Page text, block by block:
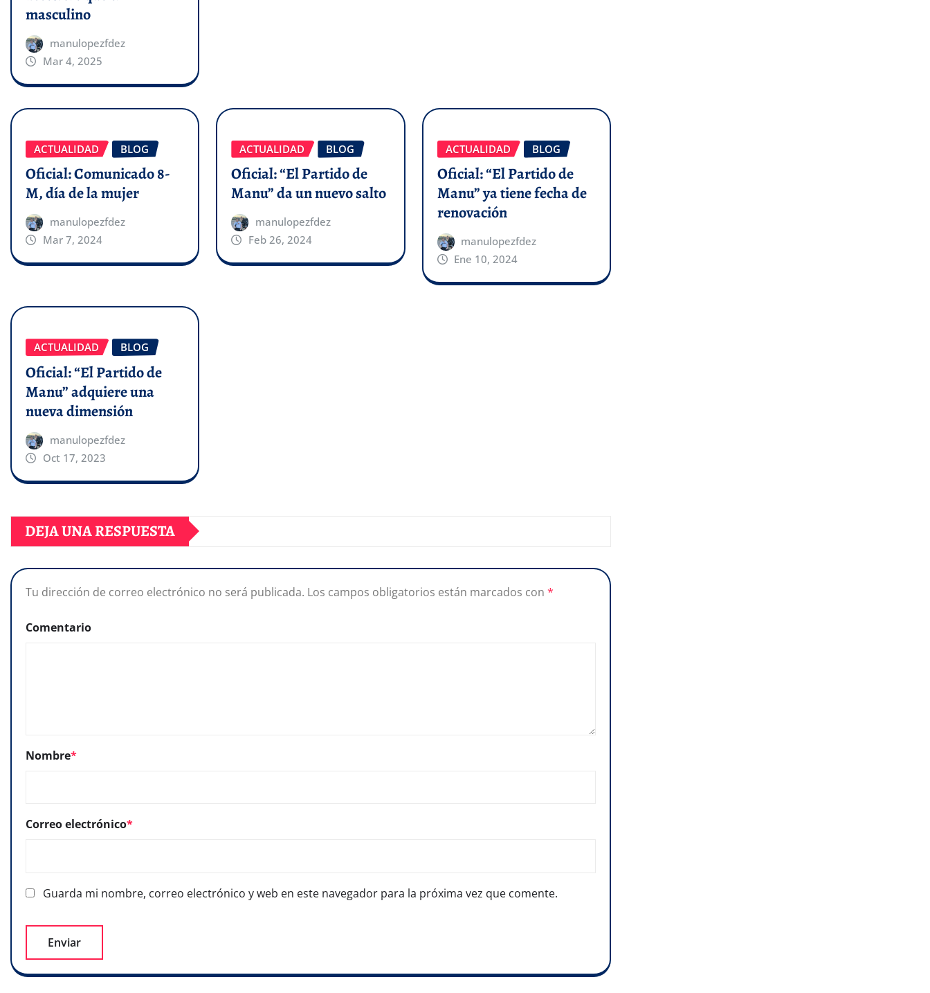
masculino
manulopezfdez
Mar 4, 2025
ACTUALIDAD BLOG
Oficial: Comunicado 8-
M, día de la mujer
manulopezfdez
Mar 7, 2024
ACTUALIDAD BLOG
Oficial: “El Partido de
Manu” da un nuevo salto
manulopezfdez
Feb 26, 2024
ACTUALIDAD BLOG
Oficial: “El Partido de
Manu” ya tiene fecha de
renovación
manulopezfdez
Ene 10, 2024
ACTUALIDAD BLOG
Oficial: “El Partido de
Manu” adquiere una
nueva dimensión
manulopezfdez
Oct 17, 2023
DEJA UNA RESPUESTA
Tu dirección de correo electrónico no será publicada. Los campos obligatorios están marcados con *
Comentario
Nombre*
Correo electrónico*
Guarda mi nombre, correo electrónico y web en este navegador para la próxima vez que comente.